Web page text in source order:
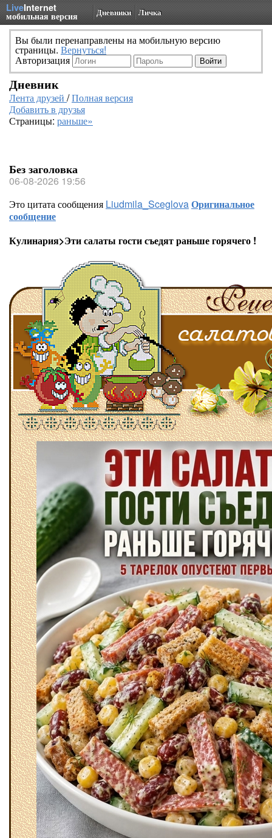
LiveInternet
мобильная версия Дневники Личка
Вы были перенаправлены на мобильную версию
страницы. Вернуться!
Авторизация
Дневник
Лента друзей /Полная версия
Добавить в друзья
Страницы: раньше»
Без заголовка
06-08-2026 19:56
Это цитата сообщения Liudmila_SceglovaОригинальное
сообщение
Кулинария>Эти салаты гости съедят раньше горячего !